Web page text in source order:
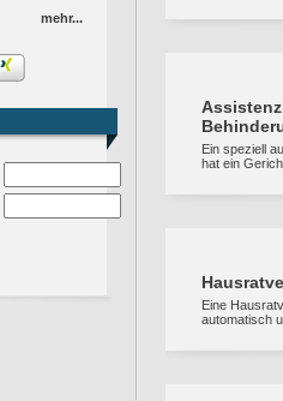
mehr...
Ein speziell
hat ein
Eine
automatisch